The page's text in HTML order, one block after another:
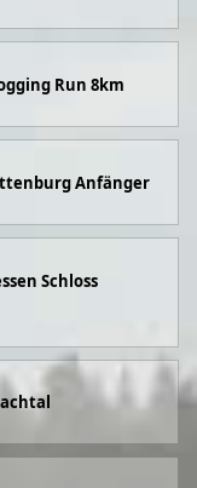
Run 8km
Anfänger
Schloss